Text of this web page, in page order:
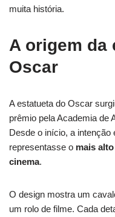
muita história.
A origem da
Oscar
A estatueta do Oscar
prêmio pela Academia de
Desde o início, a intenção
representasse o mais
cinema.
O design mostra um
um rolo de filme. Cada